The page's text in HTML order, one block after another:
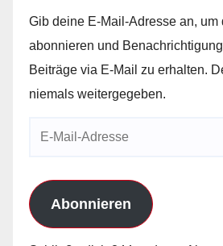
Gib deine E-Mail-Adresse an, um
abonnieren und
Beiträge via E-Mail zu erhalten.
niemals weitergegeben.
Abonnieren